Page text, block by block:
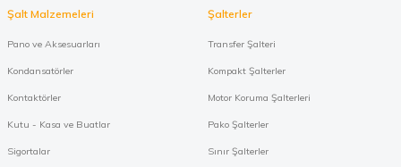
Şalt Malzemeleri
Pano ve Aksesuarları
Kondansatörler
Kontaktörler
Kutu - Kasa ve Buatlar
Sigortalar
Şalterler
Transfer Şalteri
Kompakt Şalterler
Motor Koruma Şalterleri
Pako Şalterler
Sınır Şalterler